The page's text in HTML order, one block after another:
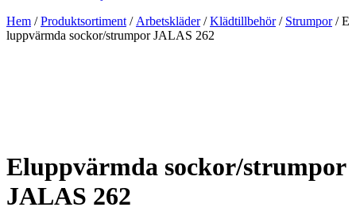
Hem /Produktsortiment / Arbetskläder/Klädtillbehör/ Strumpor/ E
luppvärmda sockor/strumpor JALAS 262
Eluppvärmda sockor/strumpor
JALAS 262